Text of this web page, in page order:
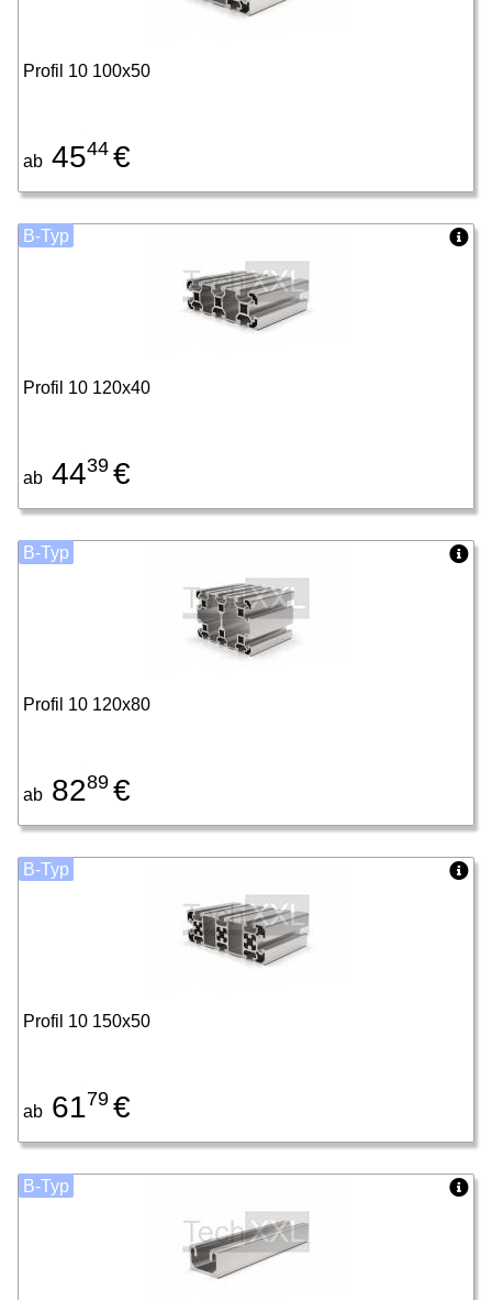
Profil 10 100x50
ab 4544 €
Profil 10 120x40
ab 4439 €
B-Typ
Profil 10 120x80
ab 8289 €
B-Typ
Profil 10 150x50
ab 6179 €
B-Typ
B-Typ